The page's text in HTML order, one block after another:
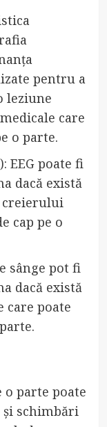
pentru a
leziune
care
o parte.
EEG poate fi
dacă există
creierului
cap pe o
sânge pot fi
dacă există
care poate
parte poate
schimbări